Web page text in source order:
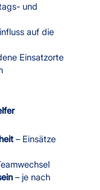
und
auf die
Einsatzorte
– Einsätze
– je nach